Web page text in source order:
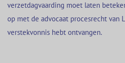
verzetdagvaarding moet laten
op met de advocaat procesrecht van
verstekvonnis hebt ontvangen.